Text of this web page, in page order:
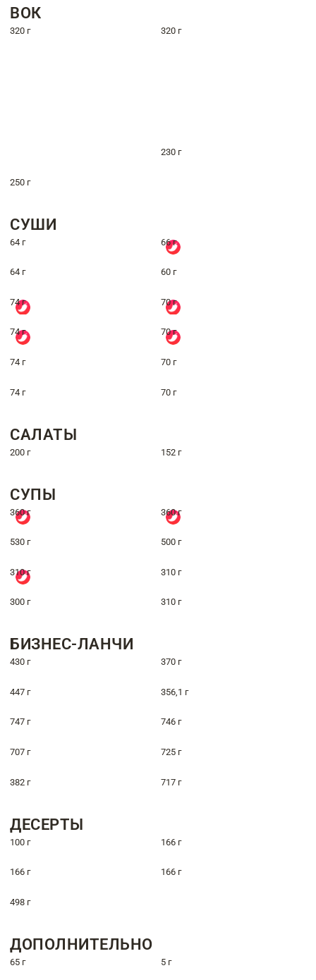
ВОК
320 г 320 г
230 г
250 г
СУШИ
64 г 66 г
64 г 60 г
74 г 70 г
74 г 70 г
74 г 70 г
74 г 70 г
САЛАТЫ
200 г 152 г
СУПЫ
360 г 360 г
530 г 500 г
310 г 310 г
300 г 310 г
БИЗНЕС-ЛАНЧИ
430 г 370 г
447 г 356,1 г
747 г 746 г
707 г 725 г
382 г 717 г
ДЕСЕРТЫ
100 г 166 г
166 г 166 г
498 г
ДОПОЛНИТЕЛЬНО
65 г 5 г